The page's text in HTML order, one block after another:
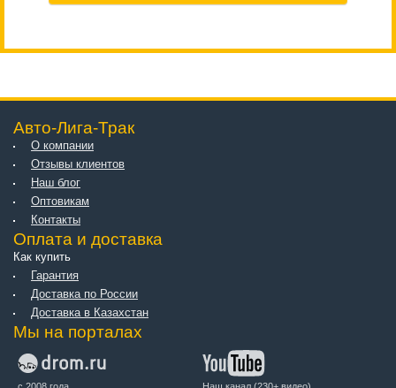
Авто-Лига-Трак
О компании
Отзывы клиентов
Наш блог
Оптовикам
Контакты
Оплата и доставка
Как купить
Гарантия
Доставка по России
Доставка в Казахстан
Мы на порталах